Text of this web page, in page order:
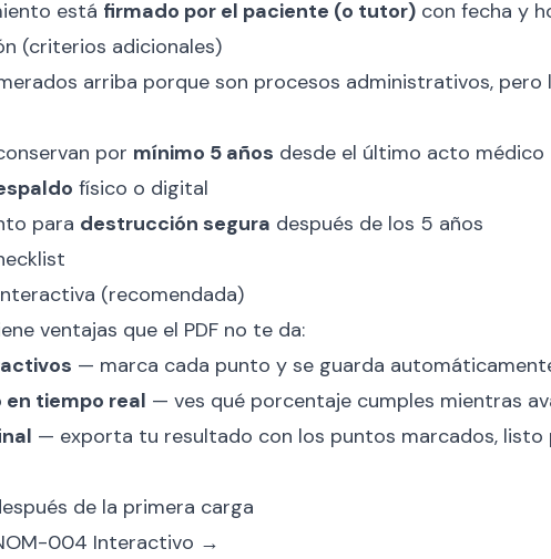
está firmado por el paciente (o tutor) con fecha y
(criterios adicionales)
arriba porque son procesos administrativos, pero
por mínimo 5 años desde el último acto médico
físico o digital
para destrucción segura después de los 5 años
(recomendada)
ventajas que el PDF no te da:
— marca cada punto y se guarda
en tiempo real — ves qué porcentaje cumples mientras
— exporta tu resultado con los puntos marcados, listo
de la primera carga
004 Interactivo →